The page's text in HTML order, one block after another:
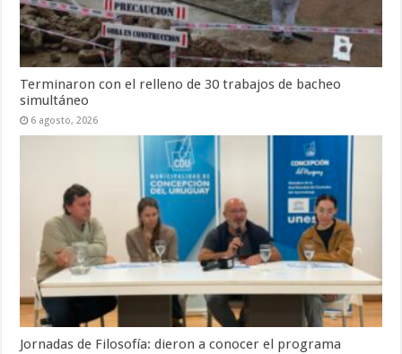
Terminaron con el relleno de 30 trabajos de bacheo
simultáneo
6 agosto, 2026
Jornadas de Filosofía: dieron a conocer el programa